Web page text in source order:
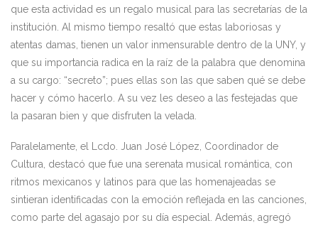
que esta actividad es un regalo musical para las secretarías de la
institución. Al mismo tiempo resaltó que estas laboriosas y
atentas damas, tienen un valor inmensurable dentro de la UNY, y
que su importancia radica en la raíz de la palabra que denomina
a su cargo: “secreto”; pues ellas son las que saben qué se debe
hacer y cómo hacerlo. A su vez les deseo a las festejadas que
la pasaran bien y que disfruten la velada.
Paralelamente, el Lcdo. Juan José López, Coordinador de
Cultura, destacó que fue una serenata musical romántica, con
ritmos mexicanos y latinos para que las homenajeadas se
sintieran identificadas con la emoción reflejada en las canciones,
como parte del agasajo por su día especial. Además, agregó